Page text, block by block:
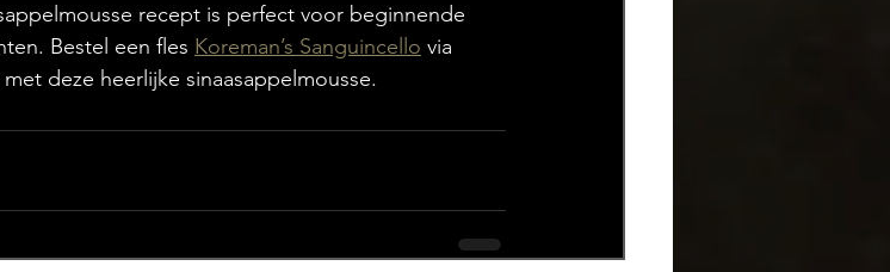
recept is perfect voor beginnende
Bestel een fles Koreman’s Sanguincello via
deze heerlijke sinaasappelmousse.